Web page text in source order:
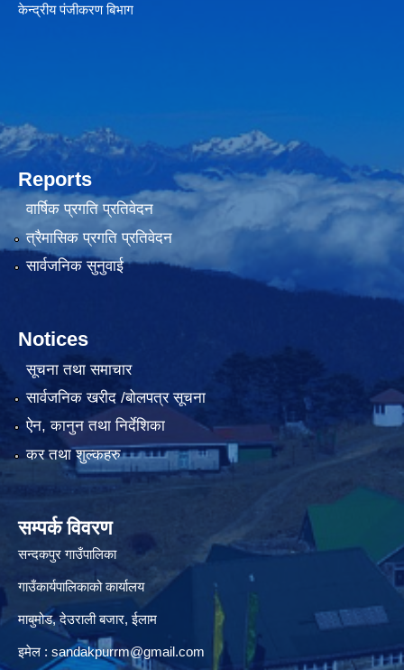
केन्द्रीय पंजीकरण बिभाग
Reports
वार्षिक प्रगति प्रतिवेदन
त्रैमासिक प्रगति प्रतिवेदन
सार्वजनिक सुनुवाई
Notices
सूचना तथा समाचार
सार्वजनिक खरीद /बोलपत्र सूचना
ऐन, कानुन तथा निर्देशिका
कर तथा शुल्कहरु
सम्पर्क विवरण
सन्दकपुर गाउँपालिका
गाउँकार्यपालिकाको कार्यालय
माबुमोड, देउराली बजार, ईलाम
इमेल : sandakpurrm@gmail.com